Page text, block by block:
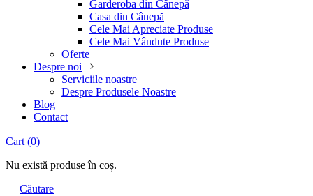
Garderoba din Cânepă
Casa din Cânepă
Cele Mai Apreciate Produse
Cele Mai Vândute Produse
Oferte
Despre noi
Serviciile noastre
Despre Produsele Noastre
Blog
Contact
Cart (0)
Nu există produse în coș.
Căutare